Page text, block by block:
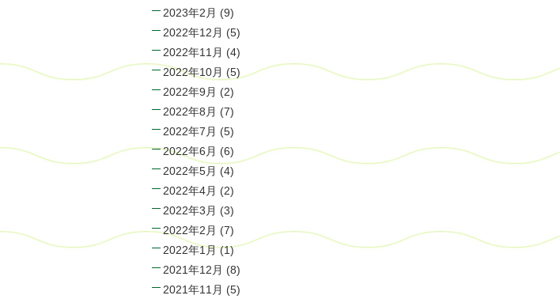
2023年2月 (9)
2022年12月 (5)
2022年11月 (4)
2022年10月 (5)
2022年9月 (2)
2022年8月 (7)
2022年7月 (5)
2022年6月 (6)
2022年5月 (4)
2022年4月 (2)
2022年3月 (3)
2022年2月 (7)
2022年1月(1)
2021年12月 (8)
2021年11月 (5)